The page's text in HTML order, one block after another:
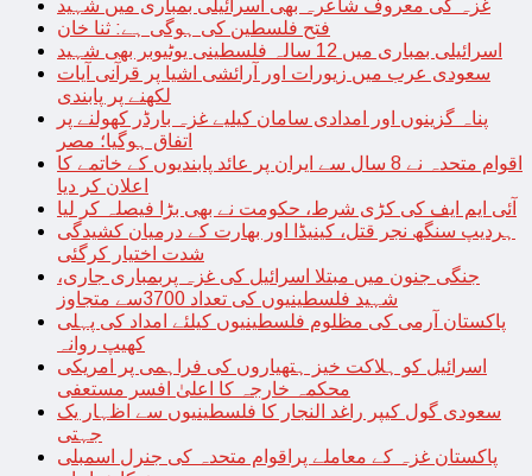
غزہ کی معروف شاعرہ بھی اسرائیلی بمباری میں شہید
فتح فلسطین کی ہوگی ہے: ثنا خان
اسرائیلی بمباری میں 12 سالہ فلسطینی یوٹیوبر بھی شہید
سعودی عرب میں زیورات اور آرائشی اشیا پر قرآنی آیات
لکھنے پر پابندی
پناہ گزینوں اور امدادی سامان کیلیے غزہ بارڈر کھولنے پر
اتفاق ہوگیا؛ مصر
اقوام متحدہ نے 8 سال سے ایران پر عائد پابندیوں کے خاتمے کا
اعلان کر دیا
آئی ایم ایف کی کڑی شرط، حکومت نے بھی بڑا فیصلہ کر لیا
ہردیپ سنگھ نجر قتل، کینیڈا اور بھارت کے درمیان کشیدگی
شدت اختیار کرگئی
جنگی جنون میں مبتلا اسرائیل کی غزہ پربمباری جاری،
شہید فلسطینیوں کی تعداد 3700سے متجاوز
پاکستان آرمی کی مظلوم فلسطینیوں کیلئے امداد کی پہلی
کھیپ روانہ
اسرائیل کو ہلاکت خیز ہتھیاروں کی فراہمی پر امریکی
محکمہ خارجہ کا اعلیٰ افسر مستعفی
سعودی گول کیپر راغد النجار کا فلسطینیوں سے اظہار یک
جہتی
پاکستان غزہ کے معاملے پراقوام متحدہ کی جنرل اسمبلی